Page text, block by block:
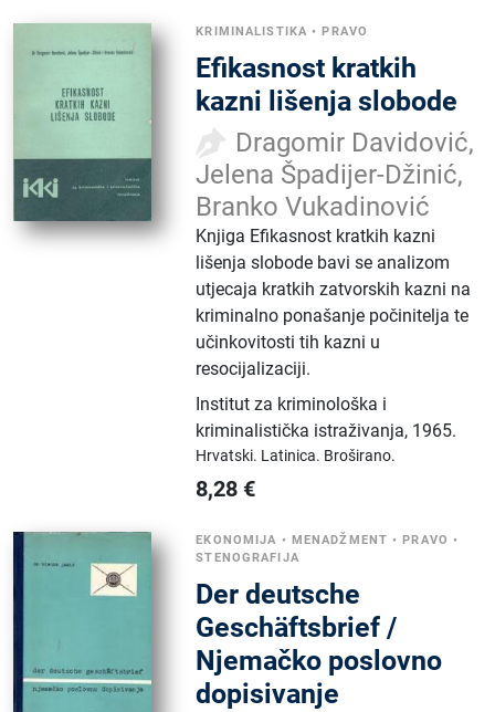
KRIMINALISTIKA •PRAVO
Efikasnost kratkih
kazni lišenja slobode
Dragomir Davidović,
Jelena Špadijer-Džinić,
Branko Vukadinović
Knjiga Efikasnost kratkih kazni
lišenja slobode bavi se analizom
utjecaja kratkih zatvorskih kazni na
kriminalno ponašanje počinitelja te
učinkovitosti tih kazni u
resocijalizaciji.
Institut za kriminološka i
kriminalistička istraživanja, 1965.
Hrvatski. Latinica. Broširano.
8,28 €
EKONOMIJA • MENADŽMENT •PRAVO •
STENOGRAFIJA
Der deutsche
Geschäftsbrief /
Njemačko poslovno
dopisivanje